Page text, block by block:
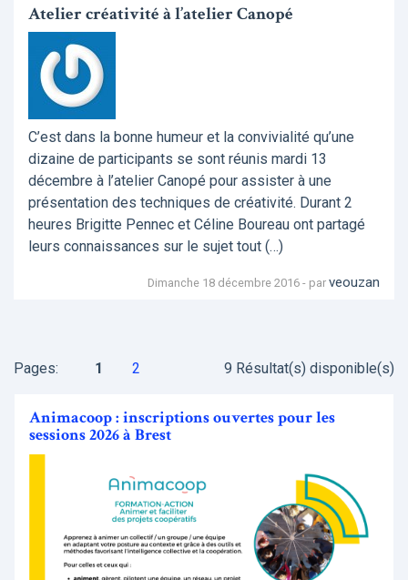
Atelier créativité à l’atelier Canopé
C’est dans la bonne humeur et la convivialité qu’une
dizaine de participants se sont réunis mardi 13
décembre à l’atelier Canopé pour assister à une
présentation des techniques de créativité. Durant 2
heures Brigitte Pennec et Céline Boureau ont partagé
leurs connaissances sur le sujet tout (…)
Dimanche 18 décembre 2016 - par veouzan
Pages: 1 2 9 Résultat(s) disponible(s)
Animacoop : inscriptions ouvertes pour les
sessions 2026 à Brest